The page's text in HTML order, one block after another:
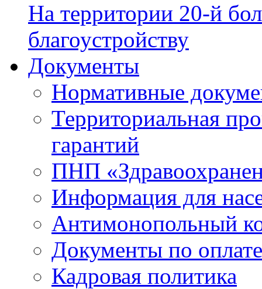
На территории 20-й
благоустройству
Документы
Нормативные
Территориальная
гарантий
ПНП
Информация для
Антимонопольный
Документы по
Кадровая политика